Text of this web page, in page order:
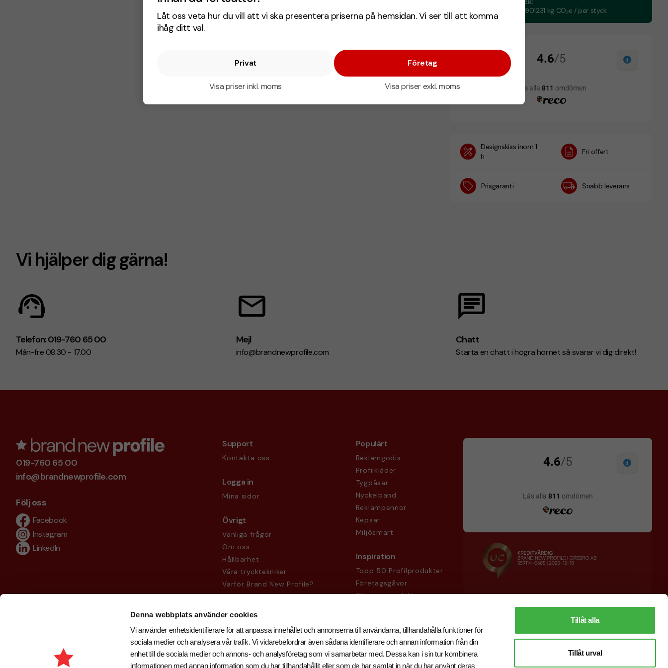
Denna webbplats använder cookies
Vi använder enhetsidentifierare för att anpassa innehållet och annonserna till användarna, tillhandahålla funktioner för
sociala medier och analysera vår trafik. Vi vidarebefordrar även sådana identifierare och annan information från din
enhet till de sociala medier och annons- och analysföretag som vi samarbetar med. Dessa kan i sin tur kombinera
informationen med annan information som du har tillhandahållit eller som de har samlat in när du har använt deras
Tillåt alla
Tillåt urval
Låt oss veta hur du vill att vi ska presentera priserna på hemsidan. Vi ser till att komma
ihåg ditt val.
Privat
Visa priser inkl. moms
Företag
Visa priser exkl. moms
0,066747222901231 kg CO₂e / per styck
Designskiss inom 1
h
Fri offert
Prisgaranti Snabb leverans
Vi hjälper dig gärna!
Telefon: 019-760 65 00
Mån-fre 08.30 - 17.00
Mejl
info@brandnewprofile.com
Chatt
Starta en chatt i högra hörnet så svarar vi dig direkt!
019-760 65 00
info@brandnewprofile.com
Följ oss
Facebook
Instagram
LinkedIn
Support
Kontakta oss
Logga in
Mina sidor
Övrigt
Vanliga frågor
Om oss
Hållbarhet
Våra trycktekniker
Varför Brand New Profile?
Köpvillkor
Populärt
Reklamgodis
Profilkläder
Tygpåsar
Nyckelband
Reklampennor
Kepsar
Miljösmart
Inspiration
Topp 50 Profilprodukter
Företagsgåvor
Säsongsprodukter
Snabb leverans